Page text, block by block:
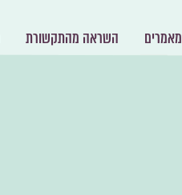
מאמרים השראה מהתקשורת